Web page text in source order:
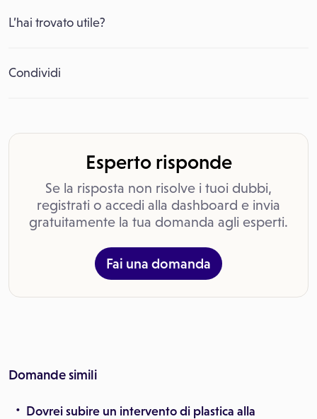
L’hai trovato utile?
Condividi
Esperto risponde
Se la risposta non risolve i tuoi dubbi,
registrati o accedi alla dashboard e invia
gratuitamente la tua domanda agli esperti.
Fai una domanda
Domande simili
Dovrei subire un intervento di plastica alla